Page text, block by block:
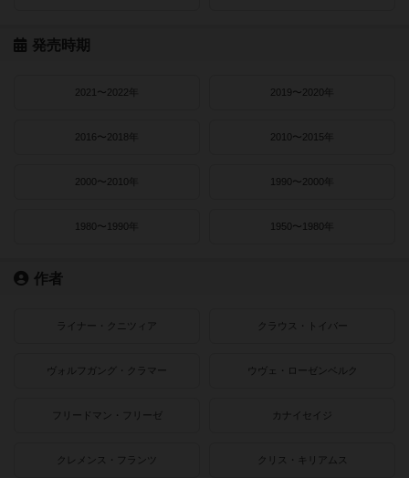
発売時期
2021〜2022年 2019〜2020年
2016〜2018年 2010〜2015年
2000〜2010年 1990〜2000年
1980〜1990年 1950〜1980年
作者
ライナー・クニツィア クラウス・トイバー
ヴォルフガング・クラマー ウヴェ・ローゼンベルク
フリードマン・フリーゼ カナイセイジ
クレメンス・フランツ クリス・キリアムス